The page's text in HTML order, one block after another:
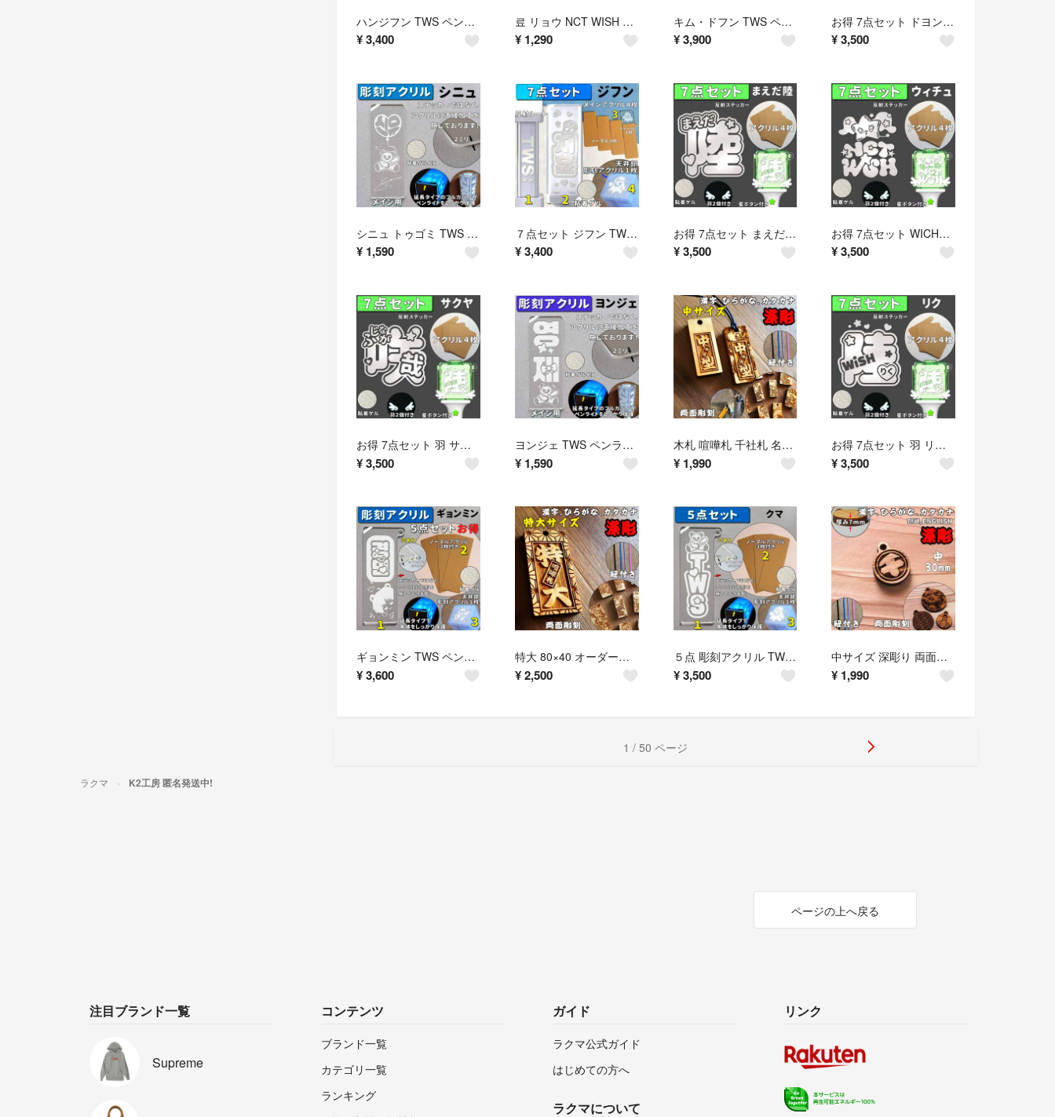
ハンジフン TWS ペンライト アクリル 7点セット 彫刻アクリル キリン
¥3,400
료 リョウ NCT WISH ペンライト アクリル
¥ 1,290
キム・ドフン TWS ペンライト アクリル 7点セット 持ち手ステッカー 彫刻
¥ 3,900
お得 7点セット ドヨン NCT127 ペンライト アクリル 羽付き
¥3,500
シニュ トゥゴミ TWS ペンライト アクリル 彫刻
¥ 1,590
７点セット ジフン TWS ペンライト ステッカー アクリル チャーム
¥3,400
お得 7点セット まえだ陸 NCT WISH ペンライト ステッカー アクリル
¥ 3,500
お得 7点セット WICHU ウィチュ NCT WISH ペンライト アクリル
¥3,500
お得 7点セット 羽 サクヤ NCT WISH ペンライト ステッカー アクリル
¥3,500
ヨンジェ TWS ペンライト アクリル 彫刻
¥ 1,590
木札 喧嘩札 千社札 名入れ 国産ヒノキ 中サイズ 60×25
¥ 1,990
お得 7点セット 羽 リク NCT WISH ペンライト ステッカー アクリル
¥3,500
ギョンミン TWS ペンライト 彫刻アクリル 5枚セット 上部彫刻
¥3,600
特大 80×40 オーダー木札 喧嘩札 千社札 名入れ 国産ヒノキ
¥2,500
５点 彫刻アクリル TWS ペンライト用 天井 持ち手ステッカー
¥ 3,500
中サイズ 深彫り 両面彫刻 木札 喧嘩札 祭り札 千社札 ネームプレート
¥ 1,990
1 / 50 ページ
ラクマ K2工房 匿名発送中!
ページの上へ戻る
注目ブランド一覧
Supreme
コンテンツ
ブランド一覧
カテゴリ一覧
ランキング
ガイド
ラクマ公式ガイド
はじめての方へ
ラクマについて
リンク